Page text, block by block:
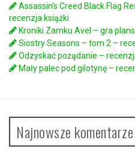
Assassin’s Creed Black Flag
recenzja książki
Kroniki Zamku Avel – gra
Siostry Seasons – tom 2 –
Odzyskać pożądanie –
Mały palec pod gilotynę –
Najnowsze komentarze